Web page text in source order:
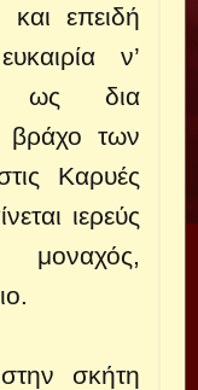
επειδή
ν’
ως δια
βράχο των
Καρυές
ιερεύς
σκήτη